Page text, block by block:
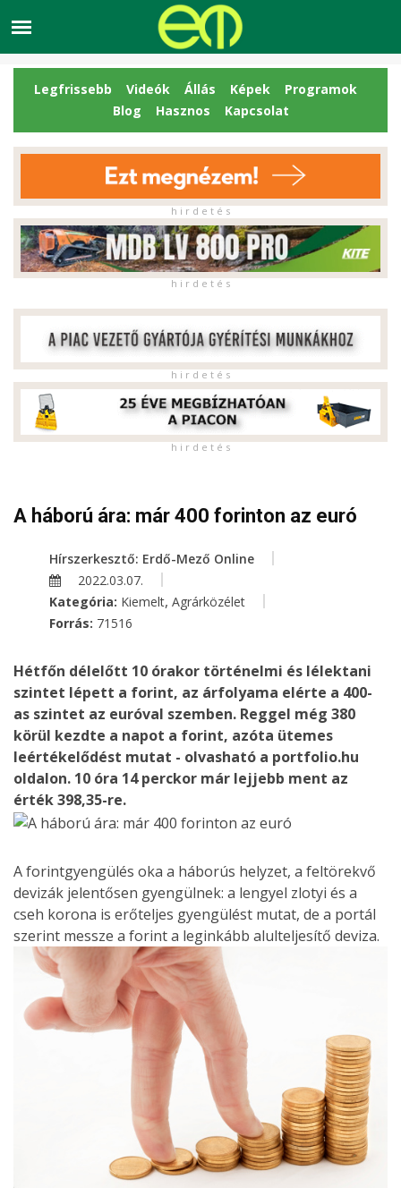
Legfrissebb Videók Állás Képek
Programok
Blog
Hasznos Kapcsolat
h i r d e t é s
h i r d e t é s
h i r d e t é s
h i r d e t é s
A háború ára: már 400 forinton az euró
Hírszerkesztő: Erdő-Mező Online
2022.03.07.
Kategória: Kiemelt, Agrárközélet
Forrás: 71516
Hétfőn délelőtt 10 órakor történelmi és lélektani
szintet lépett a forint, az árfolyama elérte a 400-
as szintet az euróval szemben. Reggel még 380
körül kezdte a napot a forint, azóta ütemes
leértékelődést mutat - olvasható a portfolio.hu
oldalon. 10 óra 14 perckor már lejjebb ment az
érték 398,35-re.
A forintgyengülés oka a háborús helyzet, a feltörekvő
devizák jelentősen gyengülnek: a lengyel zlotyi és a
cseh korona is erőteljes gyengülést mutat, de a portál
szerint messze a forint a leginkább alulteljesítő deviza.